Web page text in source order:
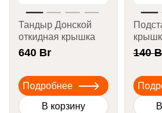
Тандыр Донской
откидная крышка
640 Br
Подробнее
В корзину
140